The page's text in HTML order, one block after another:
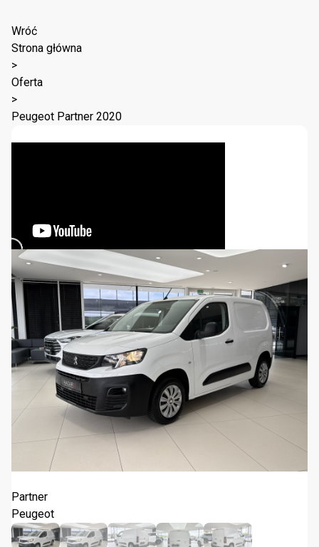
Wróć
Strona główna
>
Oferta
>
Peugeot Partner 2020
Peugeot Partner L1 Premium 2020
Partner
Peugeot